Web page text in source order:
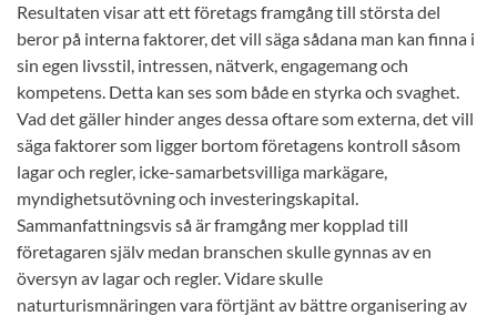
Resultaten visar att ett företags framgång till största del
beror på interna faktorer, det vill säga sådana man kan finna i
sin egen livsstil, intressen, nätverk, engagemang och
kompetens. Detta kan ses som både en styrka och svaghet.
Vad det gäller hinder anges dessa oftare som externa, det vill
säga faktorer som ligger bortom företagens kontroll såsom
lagar och regler, icke-samarbetsvilliga markägare,
myndighetsutövning och investeringskapital.
Sammanfattningsvis så är framgång mer kopplad till
företagaren själv medan branschen skulle gynnas av en
översyn av lagar och regler. Vidare skulle
naturturismnäringen vara förtjänt av bättre organisering av